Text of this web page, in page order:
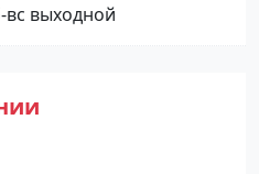
вс выходной